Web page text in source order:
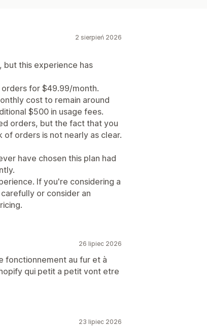
2 sierpień 2026
but this experience has
for $49.99/month.
cost to remain around
$500 in usage fees.
orders, but the fact that you
orders is not nearly as clear.
have chosen this plan had
If you're considering a
or consider an
26 lipiec 2026
fonctionnement au fur et à
qui petit a petit vont etre
23 lipiec 2026